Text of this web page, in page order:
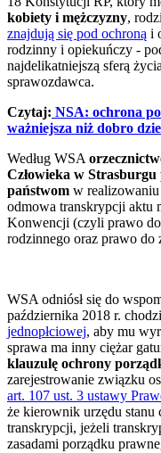
kobiety i mężczyzny,
znajdują się pod ochroną i
rodzinny i opiekuńczy -
najdelikatniejszą sferą
sprawozdawca.
Czytaj: NSA: ochrona
ważniejsza niż dobro
Według WSA
Człowieka w
państwom w
odmowa transkrypcji aktu
Konwencji (czyli prawo
rodzinnego oraz prawo do
WSA odniósł się do
października 2018 r.
jednopłciowej, aby mu
sprawa ma inny ciężar
klauzulę ochrony
zarejestrowanie związku
art. 107 ust. 3 ustawy
że kierownik urzędu
transkrypcji, jeżeli
zasadami porządku